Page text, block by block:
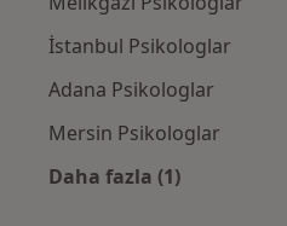
İstanbul Psikologlar
Adana Psikologlar
Mersin Psikologlar
Daha fazla (1)